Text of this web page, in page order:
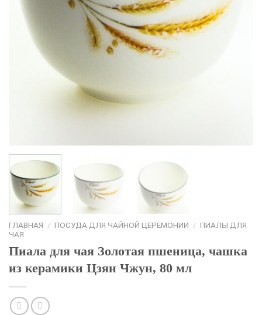
ГЛАВНАЯ / ПОСУДА ДЛЯ ЧАЙНОЙ ЦЕРЕМОНИИ / ПИАЛЫ ДЛЯ
ЧАЯ
Пиала для чая Золотая пшеница, чашка
из керамики Цзян Чжун, 80 мл